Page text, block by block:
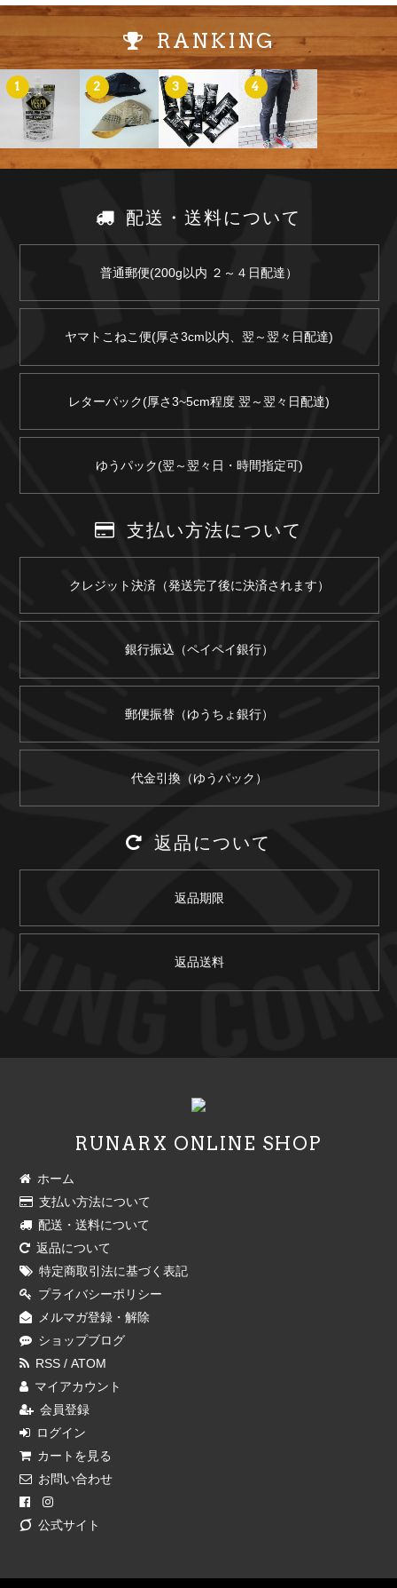
RANKING
1 2 3 4
配送・送料について
普通郵便(200g以内 ２～４日配達）
ヤマトこねこ便(厚さ3cm以内、翌～翌々日配達)
レターパック(厚さ3~5cm程度 翌～翌々日配達)
ゆうパック(翌～翌々日・時間指定可)
支払い方法について
クレジット決済（発送完了後に決済されます）
銀行振込（ペイペイ銀行）
郵便振替（ゆうちょ銀行）
代金引換（ゆうパック）
返品について
返品期限
返品送料
RUNARX ONLINE SHOP
ホーム
支払い方法について
配送・送料について
返品について
特定商取引法に基づく表記
プライバシーポリシー
メルマガ登録・解除
ショップブログ
RSS /ATOM
マイアカウント
会員登録
ログイン
カートを見る
お問い合わせ
公式サイト